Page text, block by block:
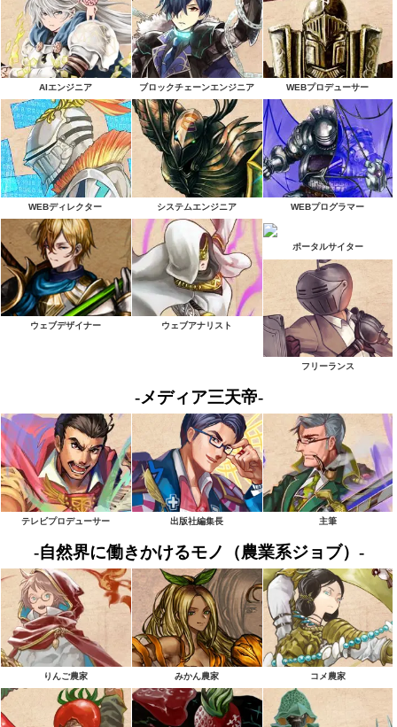
AIエンジニア ブロックチェーンエンジニア WEBプロデューサー
WEBディレクター システムエンジニア WEBプログラマー
ウェブデザイナー ウェブアナリスト
ポータルサイター
フリーランス
-メディア三天帝-
テレビプロデューサー 出版社編集長 主筆
-自然界に働きかけるモノ（農業系ジョブ）-
りんご農家 みかん農家 コメ農家